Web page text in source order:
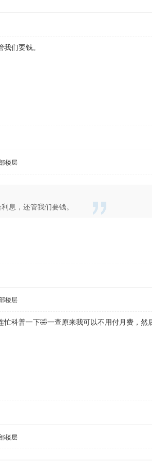
们要钱。
楼层
息，还管我们要钱。
楼层
科普一下🤣一查原来我可以不用付月费，
楼层